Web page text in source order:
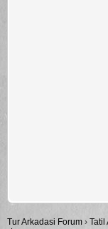
Tur Arkadasi Forum › Tatil